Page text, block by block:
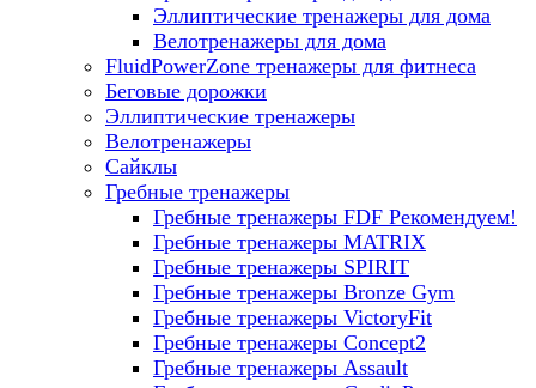
Эллиптические тренажеры для дома
Велотренажеры для дома
FluidPowerZone тренажеры для фитнеса
Беговые дорожки
Эллиптические тренажеры
Велотренажеры
Сайклы
Гребные тренажеры
Гребные тренажеры FDF Рекомендуем!
Гребные тренажеры MATRIX
Гребные тренажеры SPIRIT
Гребные тренажеры Bronze Gym
Гребные тренажеры VictoryFit
Гребные тренажеры Concept2
Гребные тренажеры Assault